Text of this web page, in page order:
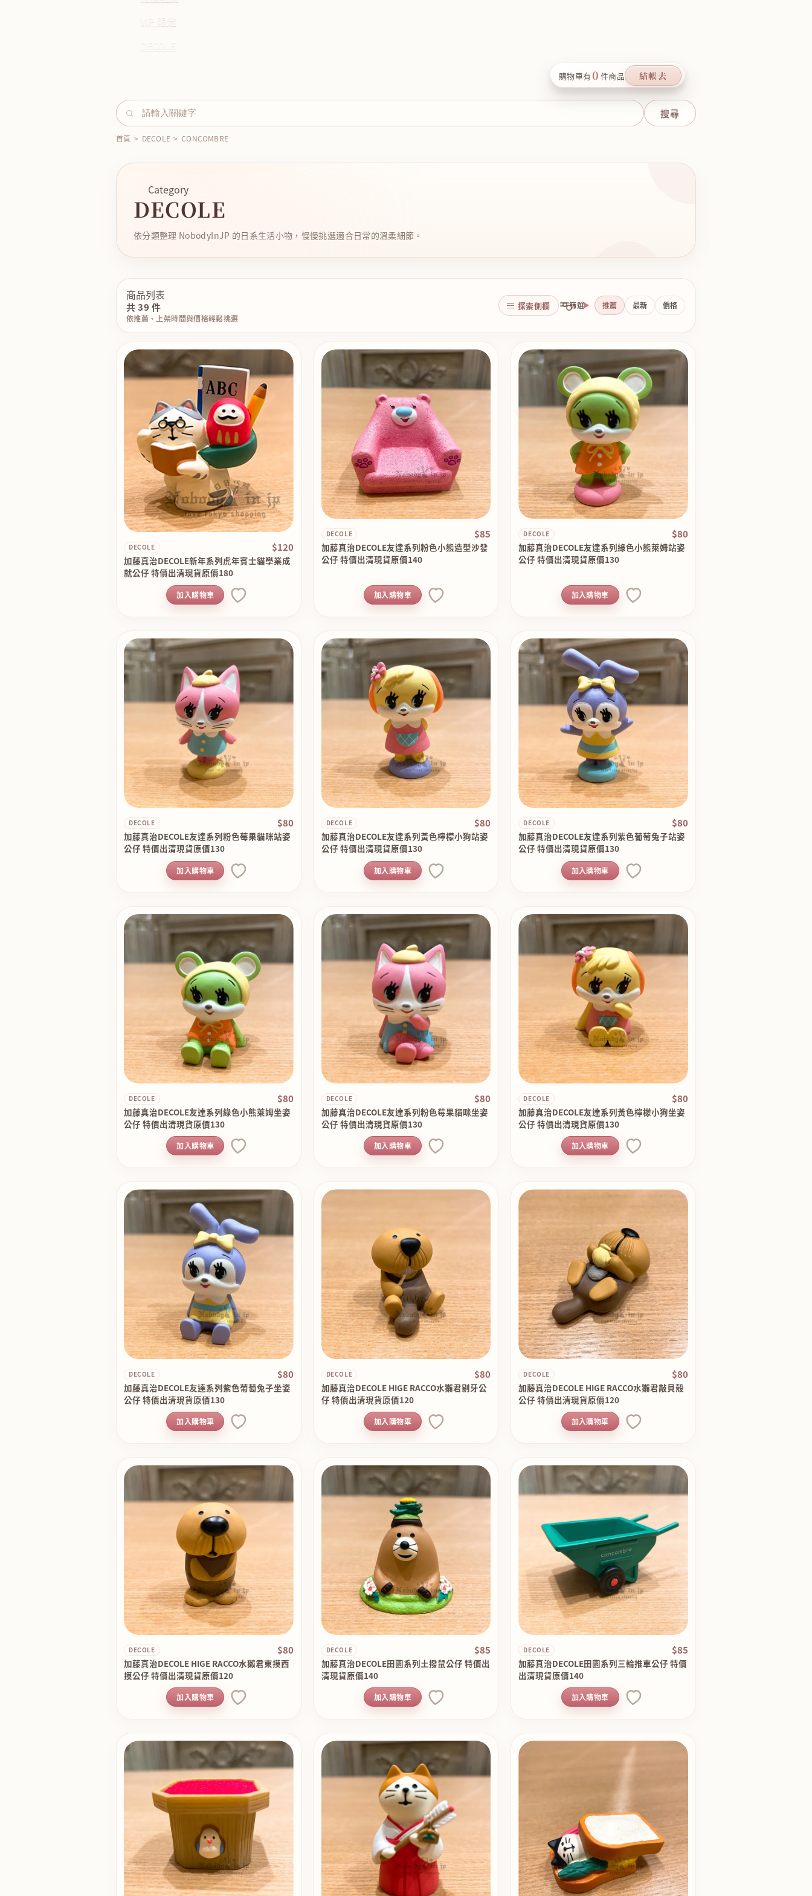
VIP 限定
購物車有0 件商品 結帳去
首頁 > DECOLE > CONCOMBRE
Category
DECOLE
依分類整理 NobodyInJP 的日系生活小物，慢慢挑選適合日常的溫柔細節。
商品列表
共 39 件
依推薦、上架時間與價格輕鬆挑選
探索側欄 篩選 推薦 最新 價格
DECOLE $120
加藤真治DECOLE新年系列虎年賓士貓學業成
就公仔 特價出清現貨原價180
加入購物車
DECOLE $85
加藤真治DECOLE友達系列粉色小熊造型沙發
公仔 特價出清現貨原價140
加入購物車
DECOLE $80
加藤真治DECOLE友達系列綠色小熊萊姆站姿
公仔 特價出清現貨原價130
加入購物車
DECOLE $80
加藤真治DECOLE友達系列粉色莓果貓咪站姿
公仔 特價出清現貨原價130
加入購物車
DECOLE $80
加藤真治DECOLE友達系列黃色檸檬小狗站姿
公仔 特價出清現貨原價130
加入購物車
DECOLE $80
加藤真治DECOLE友達系列紫色葡萄兔子站姿
公仔 特價出清現貨原價130
加入購物車
DECOLE $80
加藤真治DECOLE友達系列綠色小熊萊姆坐姿
公仔 特價出清現貨原價130
加入購物車
DECOLE $80
加藤真治DECOLE友達系列粉色莓果貓咪坐姿
公仔 特價出清現貨原價130
加入購物車
DECOLE $80
加藤真治DECOLE友達系列黃色檸檬小狗坐姿
公仔 特價出清現貨原價130
加入購物車
DECOLE $80
加藤真治DECOLE友達系列紫色葡萄兔子坐姿
公仔 特價出清現貨原價130
加入購物車
DECOLE $80
加藤真治DECOLE HIGE RACCO水獺君剔牙公
仔 特價出清現貨原價120
加入購物車
DECOLE $80
加藤真治DECOLE HIGE RACCO水獺君敲貝殼
公仔 特價出清現貨原價120
加入購物車
DECOLE $80
加藤真治DECOLE HIGE RACCO水獺君東摸西
摸公仔 特價出清現貨原價120
加入購物車
DECOLE $85
加藤真治DECOLE田園系列土撥鼠公仔 特價出
清現貨原價140
加入購物車
DECOLE $85
加藤真治DECOLE田園系列三輪推車公仔 特價
出清現貨原價140
加入購物車